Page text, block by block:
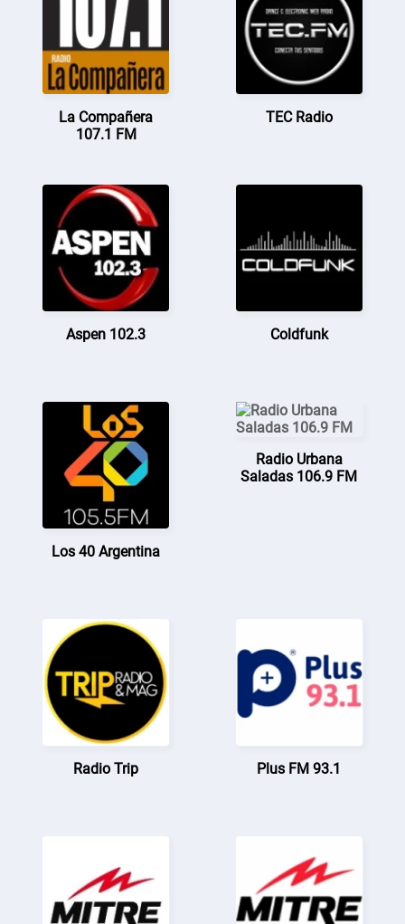
La Compañera
107.1 FM
TEC Radio
Aspen 102.3 Coldfunk
Los 40 Argentina
Radio Urbana
Saladas 106.9 FM
Radio Trip Plus FM 93.1